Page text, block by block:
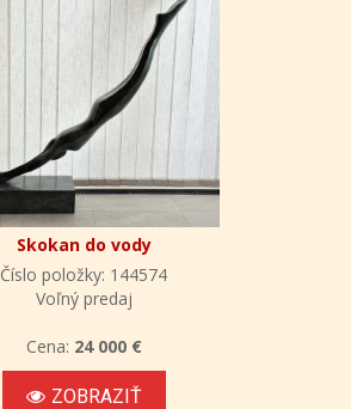
Skokan do vody
Číslo položky: 144574
Voľný predaj
Cena: 24 000 €
ZOBRAZIŤ